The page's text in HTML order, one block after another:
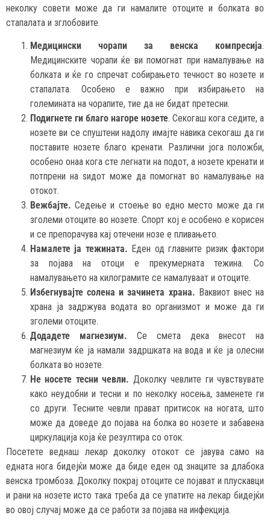
неколку совети може да ги намалите отоците и болката во
стапалата и зглобовите.
Медицински чорапи за венска компресија.
Медицинските чорапи ќе ви помогнат при намалување на
болката и ќе го спречат собирањето течност во нозете и
стапалата. Особено е важно при избирањето на
големината на чорапите, тие да не бидат претесни.
Подигнете ги благо нагоре нозете. Секогаш кога седите, а
нозете ви се спуштени надолу имајте навика секогаш да ги
поставите нозете благо кренати. Различни јога положби,
особено онаа кога сте легнати на подот, а нозете кренати и
потпрени на ѕидот може да помогнат во намалување на
отокот.
Вежбајте. Седење и стоење во едно место може да ги
зголеми отоците во нозете. Спорт кој е особено е корисен
и се препорачува кај отечени нозе е пливањето.
Намалете ја тежината. Еден од главните ризик фактори
за појава на отоци е прекумерната тежина. Со
намалувањето на килограмите се намалуваат и отоците.
Избегнувајте солена и зачинета храна. Ваквиот внес на
храна ја задржува водата во организмот и може да ги
зголеми отоците.
Додадете магнезиум. Се смета дека внесот на
магнезиум ќе ја намали задршката на вода и ќе ја олесни
болката во нозете.
Не носете тесни чевли. Доколку чевлите ги чувствувате
како неудобни и тесни и по неколку носења, заменете ги
со други. Тесните чевли прават притисок на ногата, што
може да доведе до појава на болка во нозете и забавена
циркулација која ќе резултира со оток.
Посетете веднаш лекар доколку отокот се јавува само на
едната нога бидејќи може да биде еден од знаците за длабока
венска тромбоза. Доколку покрај отоците се појават и плускавци
и рани на нозете исто така треба да се упатите на лекар бидејќи
во овој случај може да се работи за појава на инфекција.